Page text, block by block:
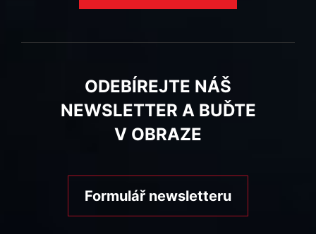
ODEBÍREJTE NÁŠ
NEWSLETTER A BUĎTE
V OBRAZE
Formulář newsletteru